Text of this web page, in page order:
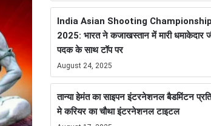
India Asian Shooting Championship
2025: भारत ने कजाखस्तान में मारी धमाकेदार
पदक के साथ टॉप पर
August 24, 2025
तान्या हेमंत का साइपन इंटरनेशनल बैडमिंटन
मे करियर का चौथा इंटरनेशनल टाइटल